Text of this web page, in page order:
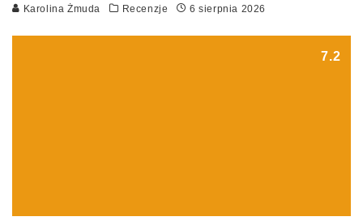
Karolina Żmuda Recenzje 6 sierpnia 2026
7.2